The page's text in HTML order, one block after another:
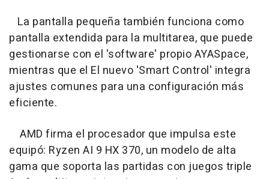
La pantalla pequeña también funciona como
pantalla extendida para la multitarea, que puede
gestionarse con el 'software' propio AYASpace,
mientras que el El nuevo 'Smart Control' integra
ajustes comunes para una configuración más
eficiente.
AMD firma el procesador que impulsa este
equipó: Ryzen AI 9 HX 370, un modelo de alta
gama que soporta las partidas con juegos triple